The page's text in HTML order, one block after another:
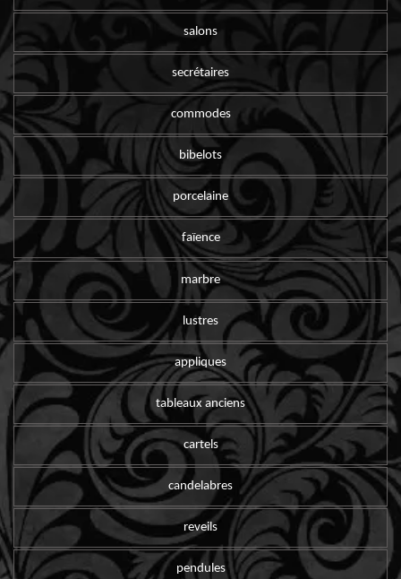
salons
secrétaires
commodes
bibelots
porcelaine
faïence
marbre
lustres
appliques
tableaux anciens
cartels
candelabres
reveils
pendules